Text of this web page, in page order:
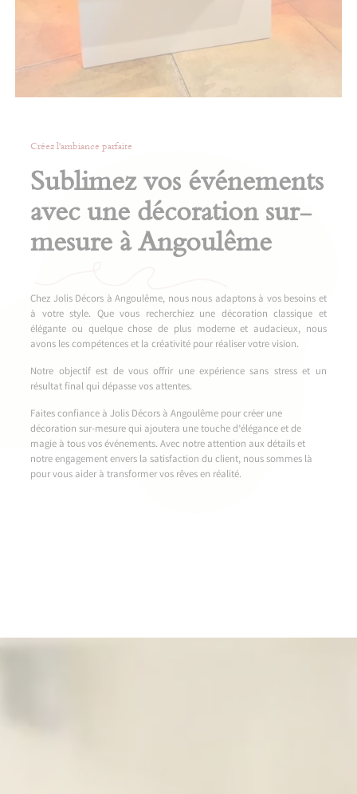
Créez l'ambiance parfaite
Sublimez vos événements
avec une décoration sur-
mesure à Angoulême
Chez Jolis Décors à Angoulême, nous nous adaptons à vos besoins et
à votre style. Que vous recherchiez une décoration classique et
élégante ou quelque chose de plus moderne et audacieux, nous
avons les compétences et la créativité pour réaliser votre vision.
Notre objectif est de vous offrir une expérience sans stress et un
résultat final qui dépasse vos attentes.
Faites confiance à Jolis Décors à Angoulême pour créer une
décoration sur-mesure qui ajoutera une touche d’élégance et de
magie à tous vos événements. Avec notre attention aux détails et
notre engagement envers la satisfaction du client, nous sommes là
pour vous aider à transformer vos rêves en réalité.